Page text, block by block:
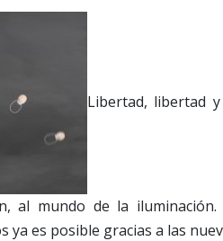
Libertad, libertad
al mundo de la iluminación.
ya es posible gracias a las